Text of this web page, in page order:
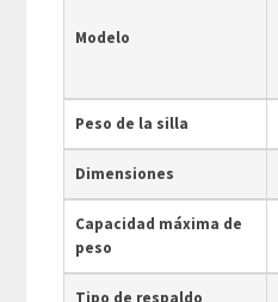
Modelo
Peso de la silla
Dimensiones
Capacidad máxima de
peso
Tipo de respaldo